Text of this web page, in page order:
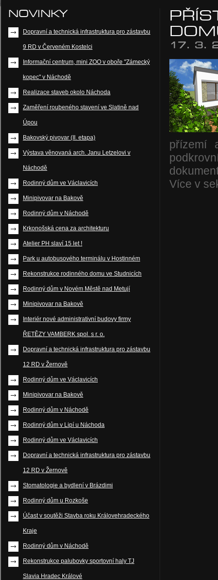
NOVINKY
Dopravní a technická infrastruktura pro zástavbu
9 RD v Červeném Kostelci
Informační centrum, mini ZOO v oboře "Zámecký
kopec" v Náchodě
Realizace staveb okolo Náchoda
Zaměření roubeného stavení ve Slatině nad
Úpou
Bakovský pivovar (II. etapa)
Výstava věnovaná arch. Janu Letzelovi v
Náchodě
Rodinný dům ve Václavicích
Minipivovar na Bakově
Rodinný dům v Náchodě
Krkonošská cena za architekturu
Atelier PH slaví 15 let !
Park u autobusového terminálu v Hostinném
Rekonstrukce rodinného domu ve Studnicích
Rodinný dům v Novém Městě nad Metují
Minipivovar na Bakově
Interiér nové administrativní budovy firmy
ŘETĚZY VAMBERK spol. s r. o.
Dopravní a technická infrastruktura pro zástavbu
12 RD v Žernově
Rodinný dům ve Václavicích
Minipivovar na Bakově
Rodinný dům v Náchodě
Rodinný dům v Lipí u Náchoda
Rodinný dům ve Václavicích
Dopravní a technická infrastruktura pro zástavbu
12 RD v Žernově
Stomatologie a bydlení v Brázdimi
Rodinný dům u Rozkoše
Účast v soutěži Stavba roku Královehradeckého
Kraje
Rodinný dům v Náchodě
Rekonstrukce palubovky sportovní haly TJ
Slavia Hradec Králové
17. 3.
přízemí
Více v